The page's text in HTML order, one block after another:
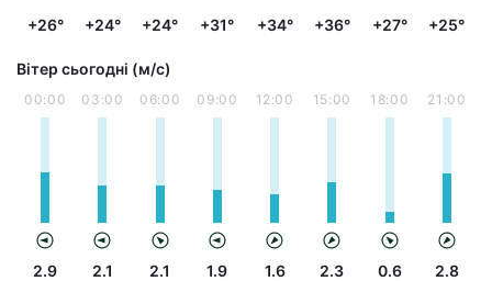
+26° +24° +24° +31° +34° +36° +27° +25°
Вітер сьогодні (м/с)
00:00
2.9
03:00
2.1
06:00
2.1
09:00
1.9
12:00
1.6
15:00
2.3
18:00
0.6
21:00
2.8